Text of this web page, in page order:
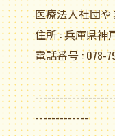
医療法人社団
住所 : 兵庫県神
電話番号 : 078-
-------------